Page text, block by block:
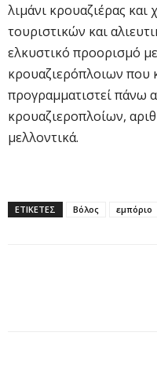
λιμάνι κρουαζιέρας
τουριστικών και
ελκυστικό προορισμό
κρουαζιερόπλοιων που
προγραμματιστεί πάνω
κρουαζιεροπλοίων,
μελλοντικά.
ΕΤΙΚΕΤΕΣ Βόλος εμπόριο